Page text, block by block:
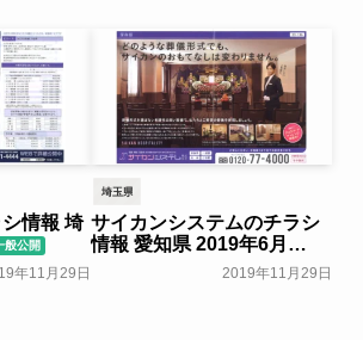
情報 埼
般公開
年11月29日
埼玉県
サイカンシステムのチラシ
情報 愛知県 2019年6月
2019年11月29日